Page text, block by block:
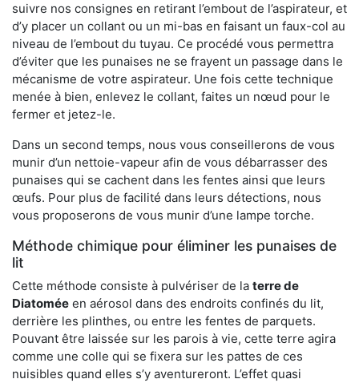
suivre nos consignes en retirant l’embout de l’aspirateur, et
d’y placer un collant ou un mi-bas en faisant un faux-col au
niveau de l’embout du tuyau. Ce procédé vous permettra
d’éviter que les punaises ne se frayent un passage dans le
mécanisme de votre aspirateur. Une fois cette technique
menée à bien, enlevez le collant, faites un nœud pour le
fermer et jetez-le.
Dans un second temps, nous vous conseillerons de vous
munir d’un nettoie-vapeur afin de vous débarrasser des
punaises qui se cachent dans les fentes ainsi que leurs
œufs. Pour plus de facilité dans leurs détections, nous
vous proposerons de vous munir d’une lampe torche.
Méthode chimique pour éliminer les punaises de
lit
Cette méthode consiste à pulvériser de la terre de
Diatomée en aérosol dans des endroits confinés du lit,
derrière les plinthes, ou entre les fentes de parquets.
Pouvant être laissée sur les parois à vie, cette terre agira
comme une colle qui se fixera sur les pattes de ces
nuisibles quand elles s’y aventureront. L’effet quasi